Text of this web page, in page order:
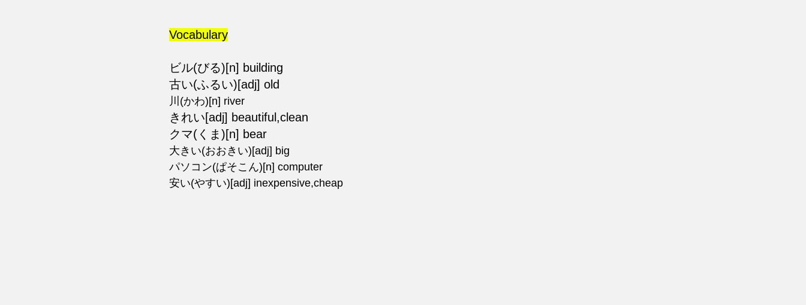
Vocabulary
ビル(びる)[n] building
古い(ふるい)[adj] old
川(かわ)[n] river
きれい[adj] beautiful,clean
クマ(くま)[n] bear
大きい(おおきい)[adj] big
パソコン(ぱそこん)[n] computer
安い(やすい)[adj] inexpensive,cheap